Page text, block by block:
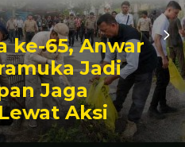
ke-65, Anwar
Jadi
Jaga
Aksi